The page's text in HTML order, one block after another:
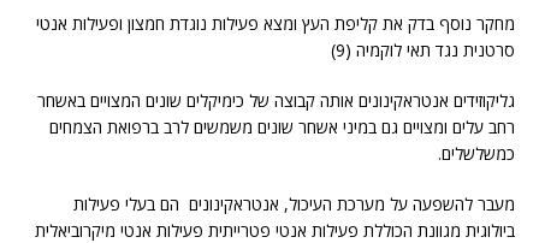
מחקר נוסף בדק את קליפת העץ ומצא פעילות נוגדת חמצון ופעילות אנטי
סרטנית נגד תאי לוקמיה (9)
גליקוזידים אנטראקינונים אותה קבוצה של כימיקלים שונים המצויים באשחר
רחב עלים ומצויים גם במיני אשחר שונים משמשים לרב ברפואת הצמחים
כמשלשלים.
מעבר להשפעה על מערכת העיכול, אנטראקינונים הם בעלי פעילות
ביולוגית מגוונת הכוללת פעילות אנטי פטרייתית פעילות אנטי מיקרוביאלית